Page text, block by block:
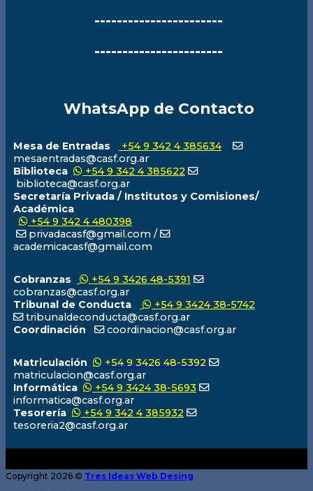
-----------------------
-----------------------
WhatsApp de Contacto
Mesa de Entradas
+54 9 342 4 385634
mesaentradas@casf.org.ar
Biblioteca
+54 9 342 4 385622
biblioteca@casf.org.ar
Secretaría Privada / Institutos y Comisiones/
Académica
+54 9 342 4 480398
privadacasf@gmail.com /
academicacasf@gmail.com
Cobranzas
+54 9 3426 48-5391
cobranzas@casf.org.ar
Tribunal de Conducta
+54 9 3424 38-5742
tribunaldeconducta@casf.org.ar
Coordinación
coordinacion@casf.org.ar
Matriculación
+54 9 3426 48-5392
matriculacion@casf.org.ar
Informática
+54 9 3424 38-5693
informatica@casf.org.ar
Tesorería
+54 9 342 4 385932
tesoreria2@casf.org.ar
Copyright 2026 © Tres Ideas Web Desing